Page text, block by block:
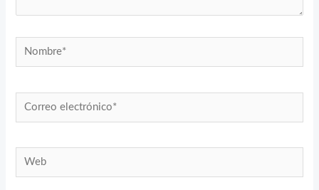
Nombre*
Correo
electrónico*
Web